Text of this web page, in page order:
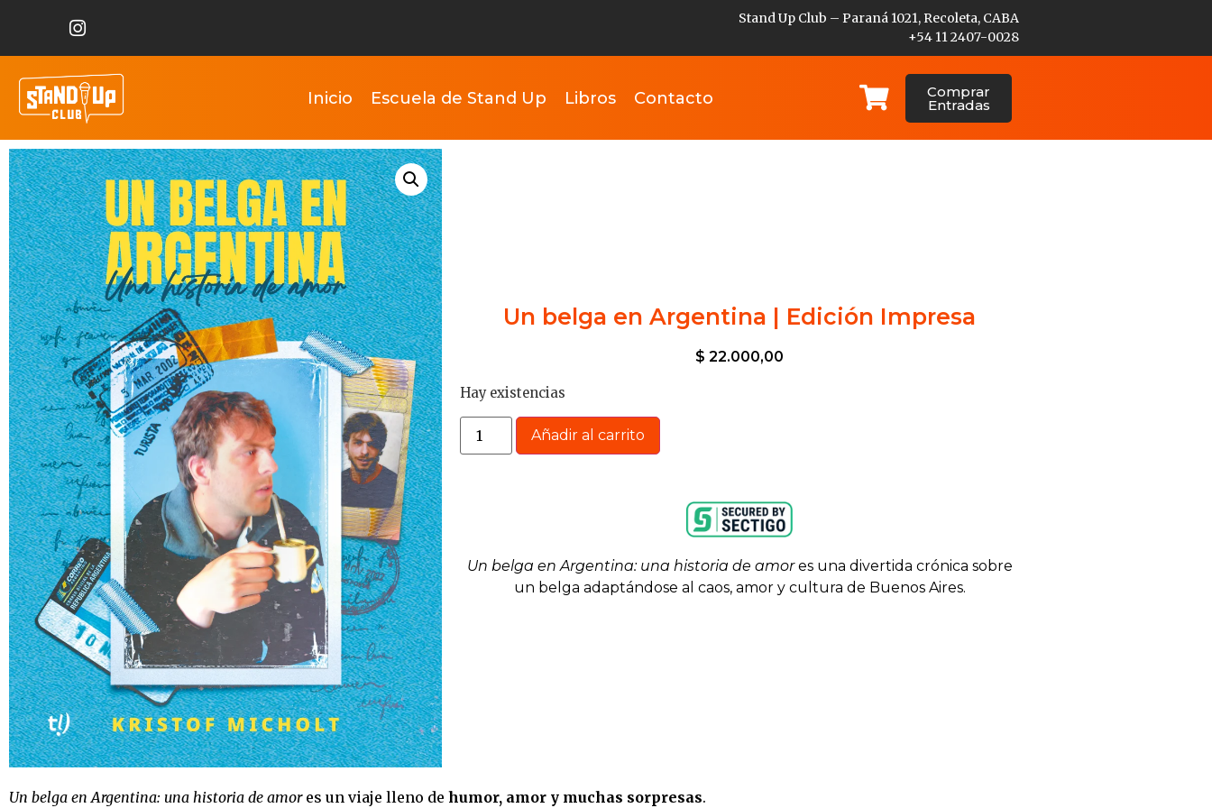
Stand Up Club – Paraná 1021, Recoleta, CABA
+54 11 2407-0028
Inicio Escuela de Stand Up Libros Contacto Comprar
Entradas
Un belga en Argentina | Edición Impresa
$ 22.000,00
Hay existencias
Añadir al carrito
Un belga en Argentina: una historia de amores una divertida crónica sobre
un belga adaptándose al caos, amor y cultura de Buenos Aires.
Un belga en Argentina: una historia de amores un viaje lleno de humor, amor y muchas sorpresas.